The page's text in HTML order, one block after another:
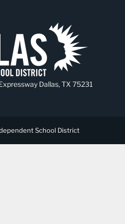
Dallas, TX 75231
School District